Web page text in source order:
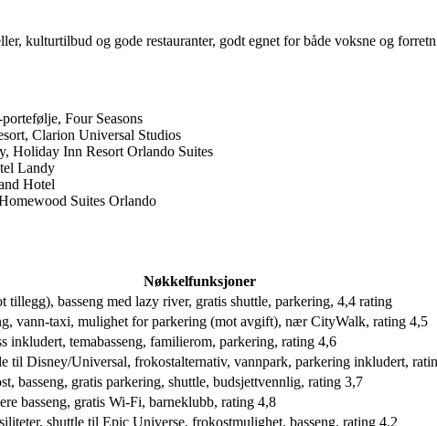
kulturtilbud og gode restauranter, godt egnet for både voksne og
Four Seasons
Clarion Universal Studios
Holiday Inn Resort Orlando Suites
Landy
Hotel
Suites Orlando
Nøkkelfunksjoner
tillegg), basseng med lazy river, gratis shuttle, parkering, 4,4 rating
vann-taxi, mulighet for parkering (mot avgift), nær CityWalk, rating 4,5
inkludert, temabasseng, familierom, parkering, rating 4,6
til Disney/Universal, frokostalternativ, vannpark, parkering inkludert,
basseng, gratis parkering, shuttle, budsjettvennlig, rating 3,7
basseng, gratis Wi-Fi, barneklubb, rating 4,8
shuttle til Epic Universe, frokostmulighet, basseng, rating 4,2